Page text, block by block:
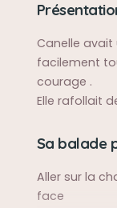
Canelle
facilement
courage .
Elle rafollait
Sa balade
Aller sur la
face